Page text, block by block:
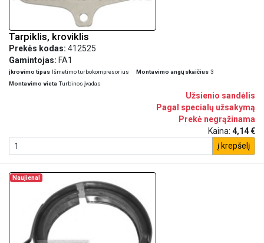
Tarpiklis, kroviklis
Prekės kodas: 412525
Gamintojas: FA1
įkrovimo tipas Išmetimo turbokompresorius Montavimo angų skaičius 3
Montavimo vieta Turbinos įvadas
Užsienio sandėlis
Pagal specialų užsakymą
Prekė negrąžinama
Kaina: 4,14 €
į krepšelį
Naujiena!